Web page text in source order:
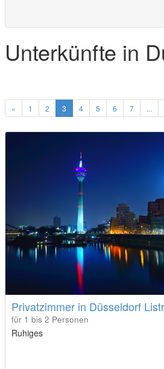
Unterkünfte in
Privatzimmer in Düsseldorf
für 1 bis 2 Personen
Ruhiges